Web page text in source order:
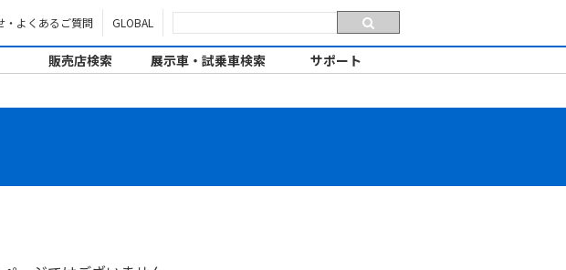
・よくあるご質問 GLOBAL
販売店検索 展示車・試乗車検索 サポート